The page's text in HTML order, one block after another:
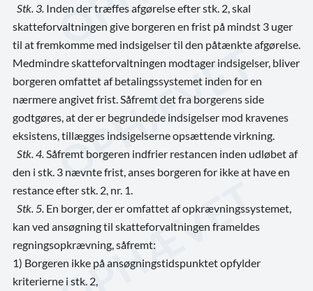
Stk. 3. Inden der træffes afgørelse efter stk. 2, skal
skatteforvaltningen give borgeren en frist på mindst 3 uger
til at fremkomme med indsigelser til den påtænkte afgørelse.
Medmindre skatteforvaltningen modtager indsigelser, bliver
borgeren omfattet af betalingssystemet inden for en
nærmere angivet frist. Såfremt det fra borgerens side
godtgøres, at der er begrundede indsigelser mod kravenes
eksistens, tillægges indsigelserne opsættende virkning.
Stk. 4. Såfremt borgeren indfrier restancen inden udløbet af
den i stk. 3 nævnte frist, anses borgeren for ikke at have en
restance efter stk. 2, nr. 1.
Stk. 5. En borger, der er omfattet af opkrævningssystemet,
kan ved ansøgning til skatteforvaltningen frameldes
regningsopkrævning, såfremt:
1) Borgeren ikke på ansøgningstidspunktet opfylder
kriterierne i stk. 2,